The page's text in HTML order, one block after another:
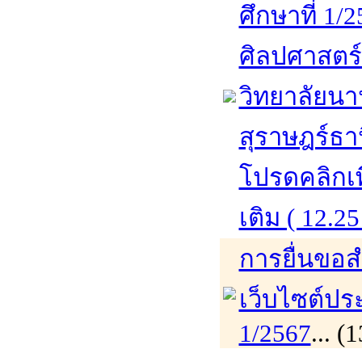
ศึกษาที่ 1/
ศิลปศาสต
วิทยาลัยน
สุราษฎร์ธ
โปรดคลิก
เติม (
การยื่นขอ
เว็บไซต์ป
1/2567...